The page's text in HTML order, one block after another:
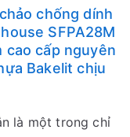
chống dính
SFPA28M
cấp nguyên
Bakelit chịu
là một trong chỉ